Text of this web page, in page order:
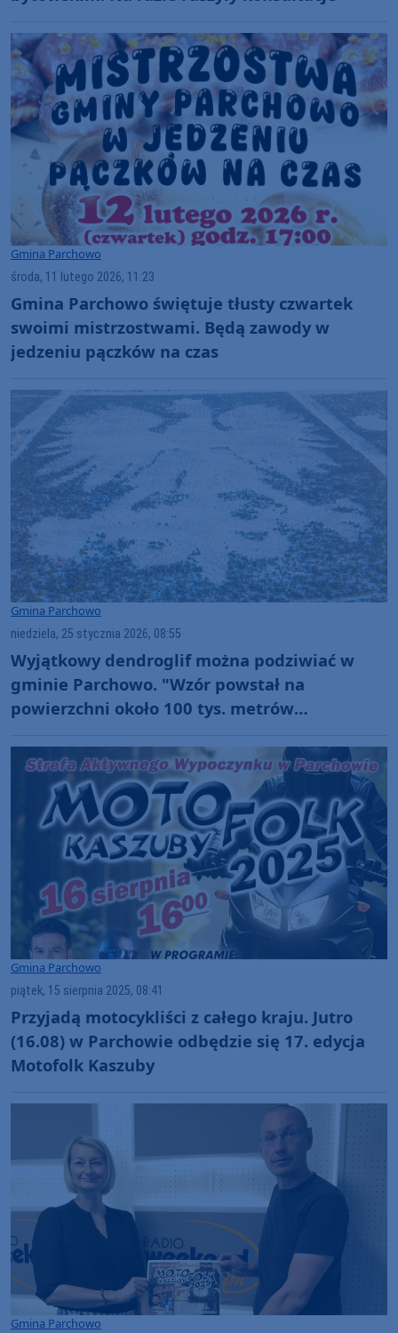
Gmina Parchowo
środa, 11 lutego 2026, 11:23
Gmina Parchowo świętuje tłusty czwartek
swoimi mistrzostwami. Będą zawody w
jedzeniu pączków na czas
Gmina Parchowo
niedziela, 25 stycznia 2026, 08:55
Wyjątkowy dendroglif można podziwiać w
gminie Parchowo. "Wzór powstał na
powierzchni około 100 tys. metrów
Gmina Parchowo
piątek, 15 sierpnia 2025, 08:41
Przyjadą motocykliści z całego kraju. Jutro
(16.08) w Parchowie odbędzie się 17. edycja
Motofolk Kaszuby
Gmina Parchowo